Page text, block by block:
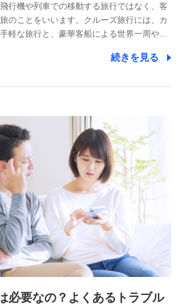
行機や列車での移動する旅行ではなく、客
のことをいいます。クルーズ旅行には、カ
軽な旅行と、豪華客船による世界一周や…
続きを見る
必要なの？よくあるトラブル